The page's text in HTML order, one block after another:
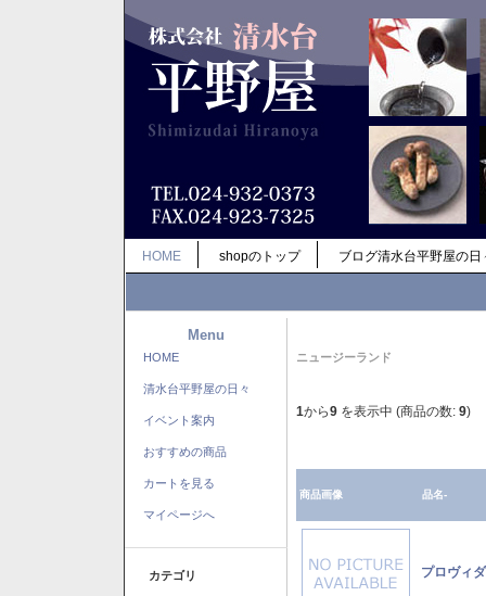
HOME shopのトップ ブログ清水台平野屋の日
Menu
HOME
清水台平野屋の日々
イベント案内
おすすめの商品
カートを見る
マイページへ
カテゴリ
ニュージーランド
1から9 を表示中 (商品の数: 9)
商品画像 品名-
プロヴィ